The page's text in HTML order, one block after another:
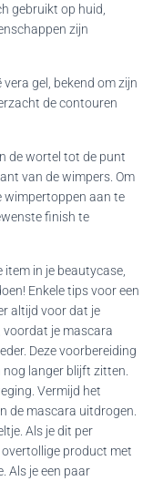
gebruikt op huid,
zijn
gel, bekend om zijn
de contouren
de wortel tot de punt
van de wimpers. Om
wimpertoppen aan te
finish te
in je beautycase,
Enkele tips voor een
altijd voor dat je
voordat je mascara
Deze voorbereiding
langer blijft zitten.
Vermijd het
de mascara uitdrogen.
Als je dit per
product met
Als je een paar